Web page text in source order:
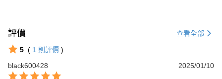
評價 查看全部
5 ( 1 則評價 )
black600428
2025/01/10